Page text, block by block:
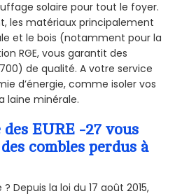
solaire pour tout le foyer.
les matériaux principalement
et le bois (notamment pour la
RGE, vous garantit des
de qualité. A votre service
d’énergie, comme isoler vos
laine minérale.
EURE -27 vous
combles perdus à
Depuis la loi du 17 août 2015,